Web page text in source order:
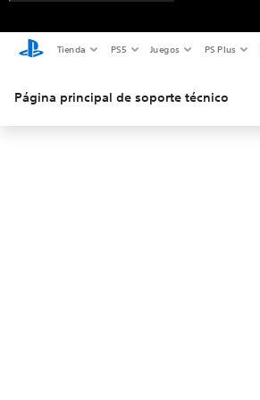
Tienda PS5 Juegos PS Plus
Página principal de soporte técnico